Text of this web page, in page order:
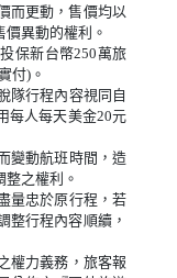
而更動，售價均以
異動的權利。
保新台幣250萬旅
付)。
隊行程內容視同自
每人每天美金20元
變動航班時間，造
之權利。
量忠於原行程，若
整行程內容順續，
權力義務，旅客報